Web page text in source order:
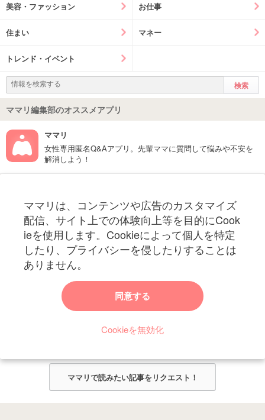
美容・ファッション お仕事
住まい マネー
トレンド・イベント
ママリ編集部のオススメアプリ
ママリ
女性専用匿名Q&Aアプリ。先輩ママに質問して悩みや不安を
解消しよう！
ママリは、コンテンツや広告のカスタマイズ
配信、サイト上での体験向上等を目的にCook
ieを使用します。Cookieによって個人を特定
したり、プライバシーを侵したりすることは
ありません。
同意する
Cookieを無効化
妊娠〜子育て中のお役立ち情報を配信中
ママリからのお知らせ
ママリ編集部がみなさんのご意見をもとに記事を作成させていただきま
ママリで読みたい記事をリクエスト！